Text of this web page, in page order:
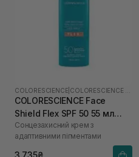
COLORESCIENCE
COLORESCIENCE Face
Shield Flex SPF 50 55 мл
(Fair)
Сонцезахисний крем з
адаптивними пігментами